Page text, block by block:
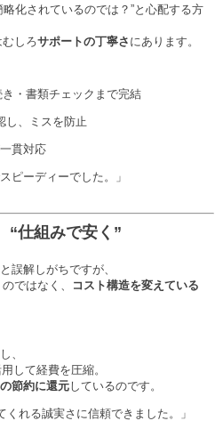
略化されているのでは？”と心配する方
しろサポートの丁寧さ にあります。
・書類チェックまで完結
し、ミスを防止
貫対応
ピーディーでした。」
“仕組みで安く”
誤解しがちですが、
ではなく、
コスト構造を変えている
、
して経費を圧縮。
節約に還元しているのです。
くれる誠実さに信頼できました。」